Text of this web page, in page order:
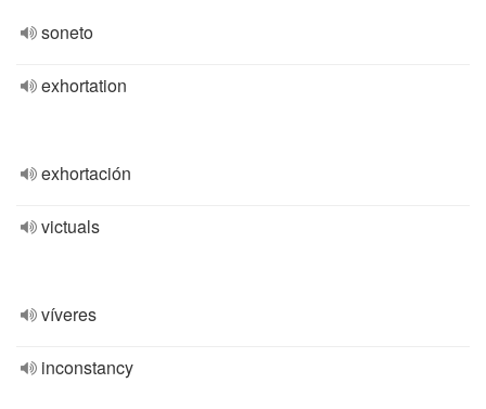
soneto
exhortation
exhortación
victuals
víveres
inconstancy